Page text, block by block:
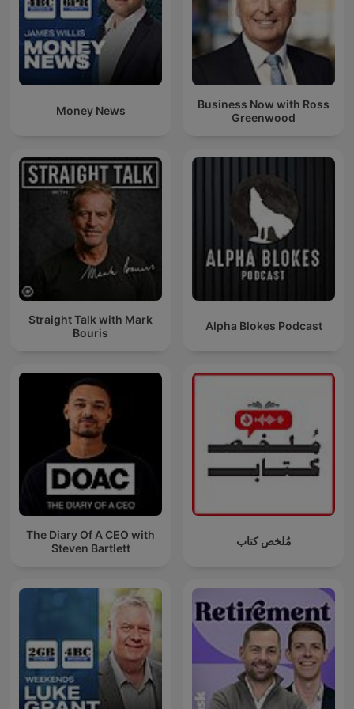
Y ese algo te trajo hasta aquí.
Hasta Meditacion Profunda, donde cada palabra abre una
puerta al viaje interior.
A veces, sanar no duele.
A veces, sanar es flotar.
Y en este rincón íntimo de sonido, Meditacion Profunda te
recuerda que no estás roto: estás volviendo a ti.
Permítete descansar no solo el cuerpo, sino el alma.
En Meditacion Profunda, cada pausa es medicina.
Cada silencio es compañía.
Y cada episodio, un espejo donde te reconoces sin máscaras.
Has llevado tanto peso.
Has callado tanto grito.
Pero en esta frecuencia, todo se derrite.
Meditacion Profunda te abraza con ternura, sin pedirte que
seas nada más que tú.
Sin exigencias.
Sin logros.
¿Y si lo que buscas no está afuera?
¿Y si tu templo es tu respiración?
En Meditacion Profunda, descubrirás que la conexión espiritual
no necesita religión, solo presencia.
La presencia de quien se atreve a mirar adentro.
Porque solo ahí nace la armonía emocional.
Y esa armonía te pertenece.
Este no es solo un espacio para dormir bien.
Es un refugio para despertar mejor.
Despertar completo.
El ancla cuando todo gira.
Es la promesa de que puedes volver a ti una y otra vez… sin
Y así, entre los pliegues de tu respiración, entre los bordes
suaves de cada palabra, comienzas a recordarlo todo:
Que no estás perdido.
Que estás aquí.
Money News
Business Now with Ross
Greenwood
Straight Talk with Mark
Bouris
Alpha Blokes Podcast
The Diary Of A CEO with
Steven Bartlett
مُلخص كتاب